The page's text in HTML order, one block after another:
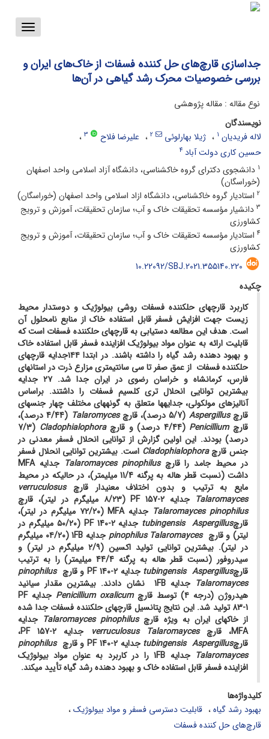
Toggle
جداسازی قارچ‌های حل کننده فسفات از خاک‌های ایران و
بررسی خصوصیات محرک رشد گیاهی در آن‌ها
نوع مقاله : مقاله پژوهشی
نویسندگان
لاله فریدیان 1 ژیلا بهارلوئی 2 علیرضا فلاح 3
حسین کاری دولت آباد 4
1 دانشجوی دکترای گروه خاکشناسی، دانشگاه آزاد اسلامی واحد اصفهان
(خوراسگان)
2 استادیار گروه خاکشناسی، دانشگاه ازاد اسلامی واحد اصفهان (خوراسگان)
3 دانشیار مؤسسه تحقیقات خاک و آب؛ سازمان تحقیقات، آموزش و ترویج
کشاورزی
4 استادیار مؤسسه تحقیقات خاک و آب؛ سازمان تحقیقات، آموزش و ترویج
کشاورزی
10.22092/SBJ.2021.355140.220
چکیده
کاربرد قارچ­های حل­کننده فسفات روشی بیولوژیک و دوست­دار محیط
زیست جهت افزایش فسفر قابل استفاده خاک از منابع نامحلول آن
است. هدف این مطالعه دستیابی به قارچ­های حل­کننده فسفات است که
قابلیت ارائه به عنوان مواد بیولوژیک افزاینده فسفر قابل استفاده خاک
و بهبود دهنده رشد گیاه را داشته باشند. در ابتدا ۱۴۴جدایه قارچ­های
حل­کننده فسفات از عمق صفر تا سی سانتی­متری مزارع ذرت در استان­های
فارس، کرمانشاه و خراسان رضوی در ایران جدا شد. ۲۷ جدایه
بیشترین توانایی انحلال تری کلسیم فسفات را داشتند. براساس
آنالیزهای مولکولی، جدایه­ها متعلق به گونه­های مختلف چهار جنس­های
قارچAspergillus (5/7 درصد)، قارچ Talaromyces
(4/44 درصد)،
قارچPenicillium (4/44 درصد) و قارچ Cladophialophora
(7/3
درصد) بودند. این اولین گزارش از توانایی انحلال فسفر معدنی در
جنس قارچCladophialophora است. بیشترین توانایی انحلال فسفر
در محیط جامد را قارچTalaromayces pinophilus
جدایه MFA
داشت (نسبت قطر هاله به پرگنه 11/4 میلی­متر)، در حالیکه در محیط
مایع به ترتیب و بدون اختلاف معنی­دار قارچverruculosus
Talaromayces جدایه PF 157-2 (۸/۲۳ میلی­گرم در لیتر)، قارچ
Talaromayces pinophilus
جدایه MFA (۷۲/۲۰ میلی­گرم در لیتر)،
قارچtubingensis Aspergillus
جدایه PF 140-2 (۵۰/۲۰ میلی­گرم در
لیتر) و قارچ pinophilus
Talaromayces
جدایه 1FB (۰۴/۲۰ میلی­گرم
در لیتر). بیشترین توانایی تولید اکسین (۲/۹ میلی­گرم در لیتر) و
سیدروفور (نسبت قطر هاله به پرگنه 44/4 میلی­متر) را به ترتیب
قارچtubingensis Aspergillus جدایه PF 140-2 و قارچ
pinophilus
Talaromayces
جدایه 1FB نشان دادند. بیشترین مقدار سیانید
هیدروژن (درجه ۴) توسط قارچ
Penicillium oxalicum
جدایه PF
83-1 تولید شد. این نتایج پتانسیل قارچ­های حل­کننده فسفات جدا شده
از خاک­های ایران به ویژه قارچTalaromayces pinophilus جدایه
MFA، قارچ
verruculosus Talaromayces
جدایه PF 157-2،
قارچtubingensis Aspergillus جدایه PF 140-2 و قارچ
pinophilus
Talaromayces
جدایه 1FB را در کاربرد به عنوان مواد بیولوژیک
افزاینده فسفر قابل استفاده خاک و بهبود دهنده رشد گیاه تأیید می­کند.
کلیدواژه‌ها
بهبود رشد گیاه
قابلیت دسترسی فسفر و مواد بیولوژیک
قارچ‌های حل کننده فسفات